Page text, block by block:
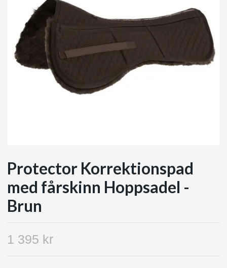
Protector Korrektionspad
med fårskinn Hoppsadel -
Brun
1 395 kr